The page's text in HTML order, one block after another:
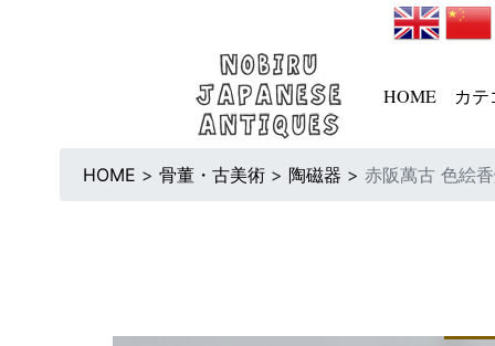
HOME カ
HOME > 骨董・古美術 > 陶磁器 > 赤阪萬古 色絵